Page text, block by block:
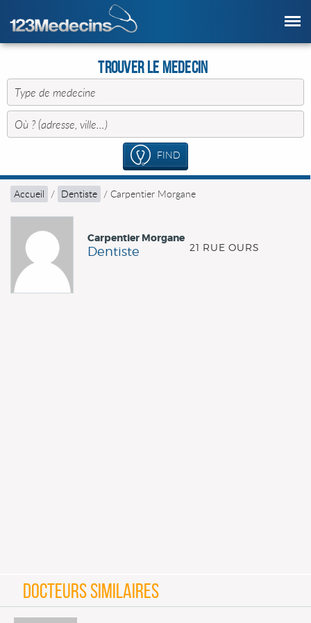
Trouver le Medecin
FIND
Accueil / Dentiste / Carpentier Morgane
Carpentier Morgane
Dentiste 21 RUE OURS
DOCTEURS SIMILAIRES